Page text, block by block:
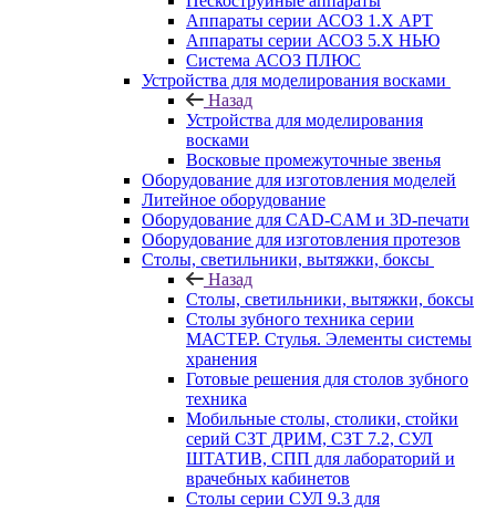
Аппараты серии АСОЗ 1.Х АРТ
Аппараты серии АСОЗ 5.Х НЬЮ
Система АСОЗ ПЛЮС
Устройства для моделирования восками
Назад
Устройства для моделирования
восками
Восковые промежуточные звенья
Оборудование для изготовления моделей
Литейное оборудование
Оборудование для CAD-CAM и 3D-печати
Оборудование для изготовления протезов
Cтолы, светильники, вытяжки, боксы
Назад
Cтолы, светильники, вытяжки, боксы
Столы зубного техника серии
МАСТЕР. Стулья. Элементы системы
хранения
Готовые решения для столов зубного
техника
Мобильные столы, столики, стойки
серий СЗТ ДРИМ, СЗТ 7.2, СУЛ
ШТАТИВ, СПП для лабораторий и
врачебных кабинетов
Столы серии СУЛ 9.3 для